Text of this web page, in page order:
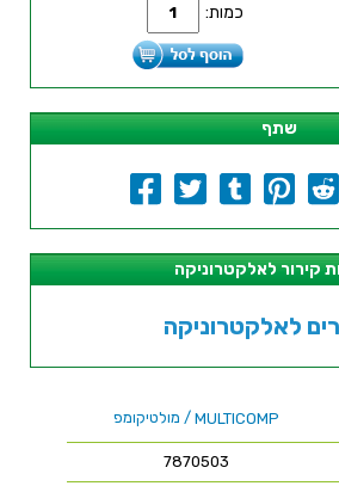
כמות:
שתף
קירור לאלקטרוניקה
לאלקטרוניקה
MULTICOMP / מולטיקומפ
7870503